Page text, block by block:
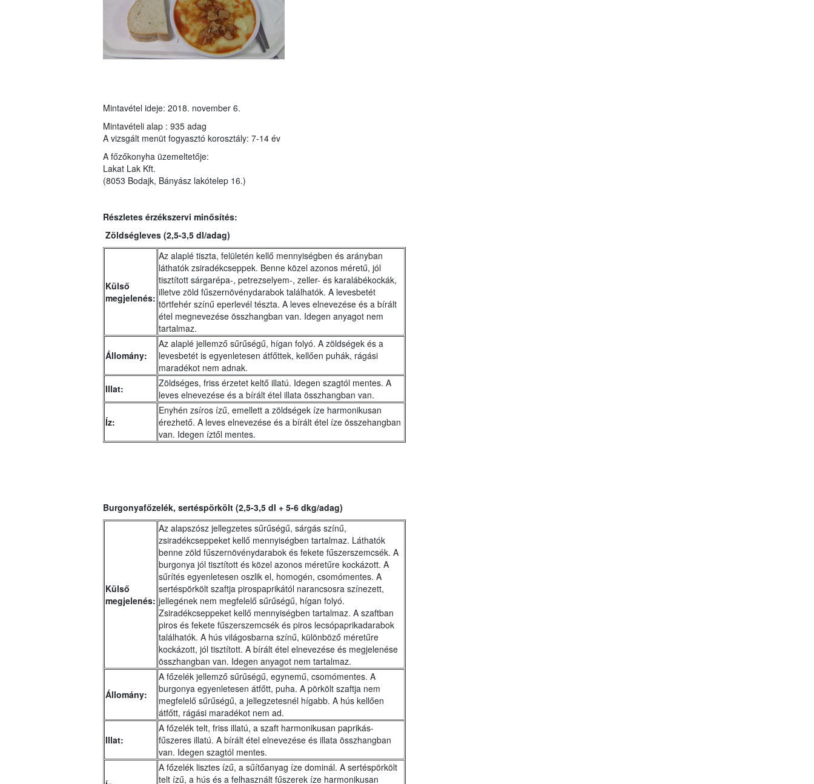
Mintavétel ideje: 2018. november 6.
Mintavételi alap : 935 adag
A vizsgált menüt fogyasztó korosztály: 7-14 év
A főzőkonyha üzemeltetője:
Lakat Lak Kft.
(8053 Bodajk, Bányász lakótelep 16.)
Részletes érzékszervi minősítés:
Zöldségleves (2,5-3,5 dl/adag)
Külső
megjelenés:
Az alaplé tiszta, felületén kellő mennyiségben és arányban
láthatók zsiradékcseppek. Benne közel azonos méretű, jól
tisztított sárgarépa-, petrezselyem-, zeller- és karalábékockák,
illetve zöld fűszernövénydarabok találhatók. A levesbetét
törtfehér színű eperlevél tészta. A leves elnevezése és a bírált
étel megnevezése összhangban van. Idegen anyagot nem
tartalmaz.
Állomány:
Az alaplé jellemző sűrűségű, hígan folyó. A zöldségek és a
levesbetét is egyenletesen átfőttek, kellően puhák, rágási
maradékot nem adnak.
Illat:
Zöldséges, friss érzetet keltő illatú. Idegen szagtól mentes. A
leves elnevezése és a bírált étel illata összhangban van.
Íz:
Enyhén zsíros ízű, emellett a zöldségek íze harmonikusan
érezhető. A leves elnevezése és a bírált étel íze összehangban
van. Idegen íztől mentes.
Burgonyafőzelék, sertéspörkölt (2,5-3,5 dl + 5-6 dkg/adag)
Külső
megjelenés:
Az alapszósz jellegzetes sűrűségű, sárgás színű,
zsiradékcseppeket kellő mennyiségben tartalmaz. Láthatók
benne zöld fűszernövénydarabok és fekete fűszerszemcsék. A
burgonya jól tisztított és közel azonos méretűre kockázott. A
sűrítés egyenletesen oszlik el, homogén, csomómentes. A
sertéspörkölt szaftja pirospaprikától narancsosra színezett,
jellegének nem megfelelő sűrűségű, hígan folyó.
Zsiradékcseppeket kellő mennyiségben tartalmaz. A szaftban
piros és fekete fűszerszemcsék és piros lecsópaprikadarabok
találhatók. A hús világosbarna színű, különböző méretűre
kockázott, jól tisztított. A bírált étel elnevezése és megjelenése
összhangban van. Idegen anyagot nem tartalmaz.
Állomány:
A főzelék jellemző sűrűségű, egynemű, csomómentes. A
burgonya egyenletesen átfőtt, puha. A pörkölt szaftja nem
megfelelő sűrűségű, a jellegzetesnél hígabb. A hús kellően
átfőtt, rágási maradékot nem ad.
Illat:
A főzelék telt, friss illatú, a szaft harmonikusan paprikás-
fűszeres illatú. A bírált étel elnevezése és illata összhangban
van. Idegen szagtól mentes.
A főzelék lisztes ízű, a sűítőanyag íze dominál. A sertéspörkölt
telt ízű, a hús és a felhasznált fűszerek íze harmonikusan